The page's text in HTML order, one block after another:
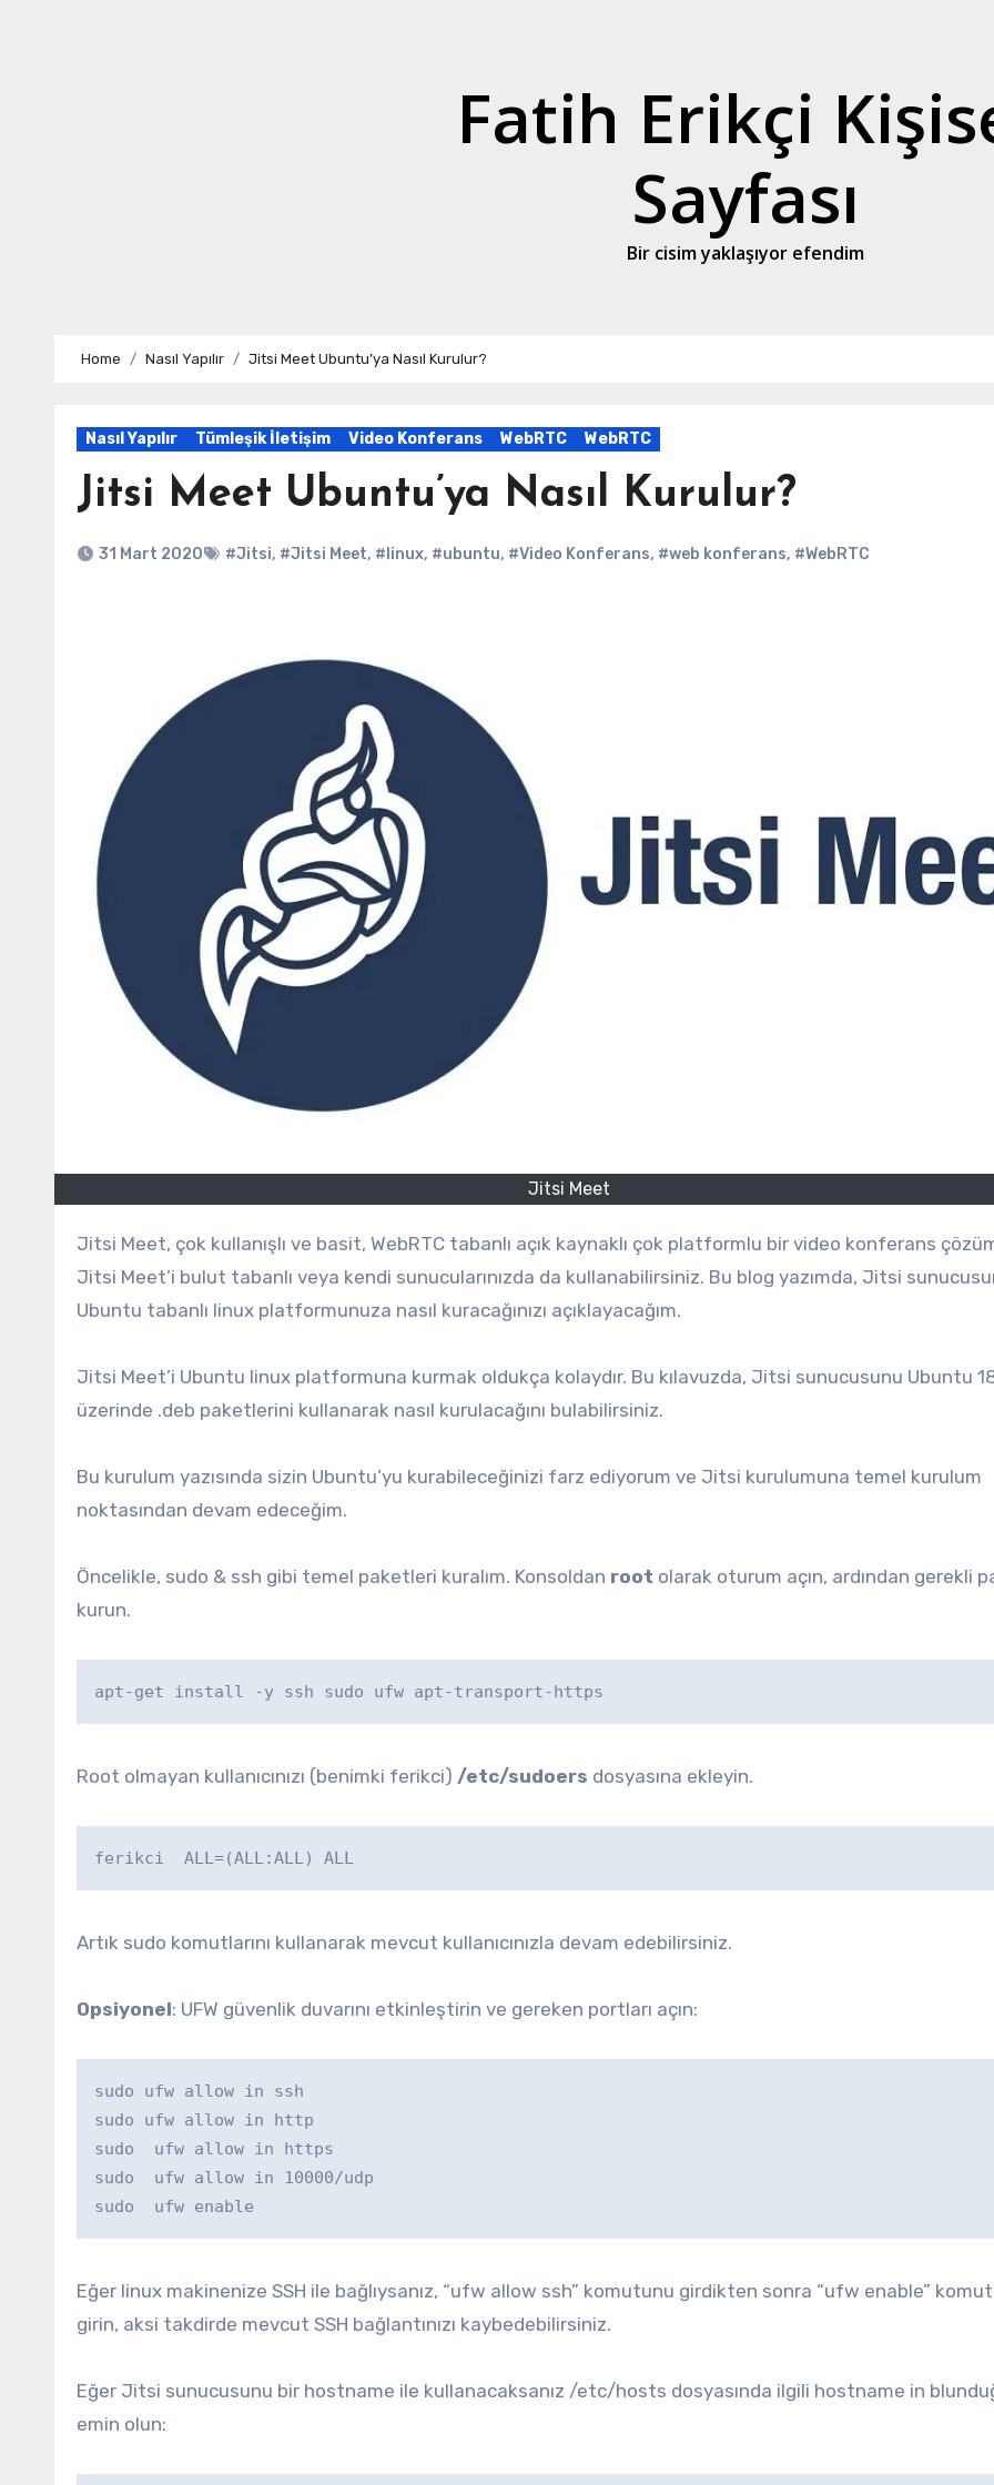
Fatih Erikçi
Sayfası
Bir cisim yaklaşıyor efendim
Home Nasıl Yapılır Jitsi Meet Ubuntu’ya Nasıl Kurulur?
Nasıl Yapılır Tümleşik İletişim Video Konferans WebRTC WebRTC
Jitsi Meet Ubuntu’ya Nasıl Kurulur?
31 Mart 2020 #Jitsi, #Jitsi Meet, #linux, #ubuntu, #Video Konferans, #web konferans, #WebRTC
Jitsi Meet
Jitsi Meet, çok kullanışlı ve basit, WebRTC tabanlı açık kaynaklı çok platformlu bir video konferans çözümüdür.
Jitsi Meet’i bulut tabanlı veya kendi sunucularınızda da kullanabilirsiniz. Bu blog yazımda, Jitsi
Ubuntu tabanlı linux platformunuza nasıl kuracağınızı açıklayacağım.
Jitsi Meet’i Ubuntu linux platformuna kurmak oldukça kolaydır. Bu kılavuzda, Jitsi sunucusunu Ubuntu
üzerinde .deb paketlerini kullanarak nasıl kurulacağını bulabilirsiniz.
Bu kurulum yazısında sizin Ubuntu’yu kurabileceğinizi farz ediyorum ve Jitsi kurulumuna temel kurulum
noktasından devam edeceğim.
Öncelikle, sudo & ssh gibi temel paketleri kuralım. Konsoldan root olarak oturum açın, ardından gerekli
kurun.
apt-get install -y ssh sudo ufw apt-transport-https
Root olmayan kullanıcınızı (benimki ferikci) /etc/sudoers dosyasına ekleyin.
ferikci  ALL=(ALL:ALL) ALL
Artık sudo komutlarını kullanarak mevcut kullanıcınızla devam edebilirsiniz.
Opsiyonel: UFW güvenlik duvarını etkinleştirin ve gereken portları açın:
sudo ufw allow in ssh
sudo ufw allow in http
sudo  ufw allow in https
sudo  ufw allow in 10000/udp
sudo  ufw enable
Eğer linux makinenize SSH ile bağlıysanız, “ufw allow ssh” komutunu girdikten sonra “ufw enable”
girin, aksi takdirde mevcut SSH bağlantınızı kaybedebilirsiniz.
Eğer Jitsi sunucusunu bir hostname ile kullanacaksanız /etc/hosts dosyasında ilgili hostname in
emin olun: